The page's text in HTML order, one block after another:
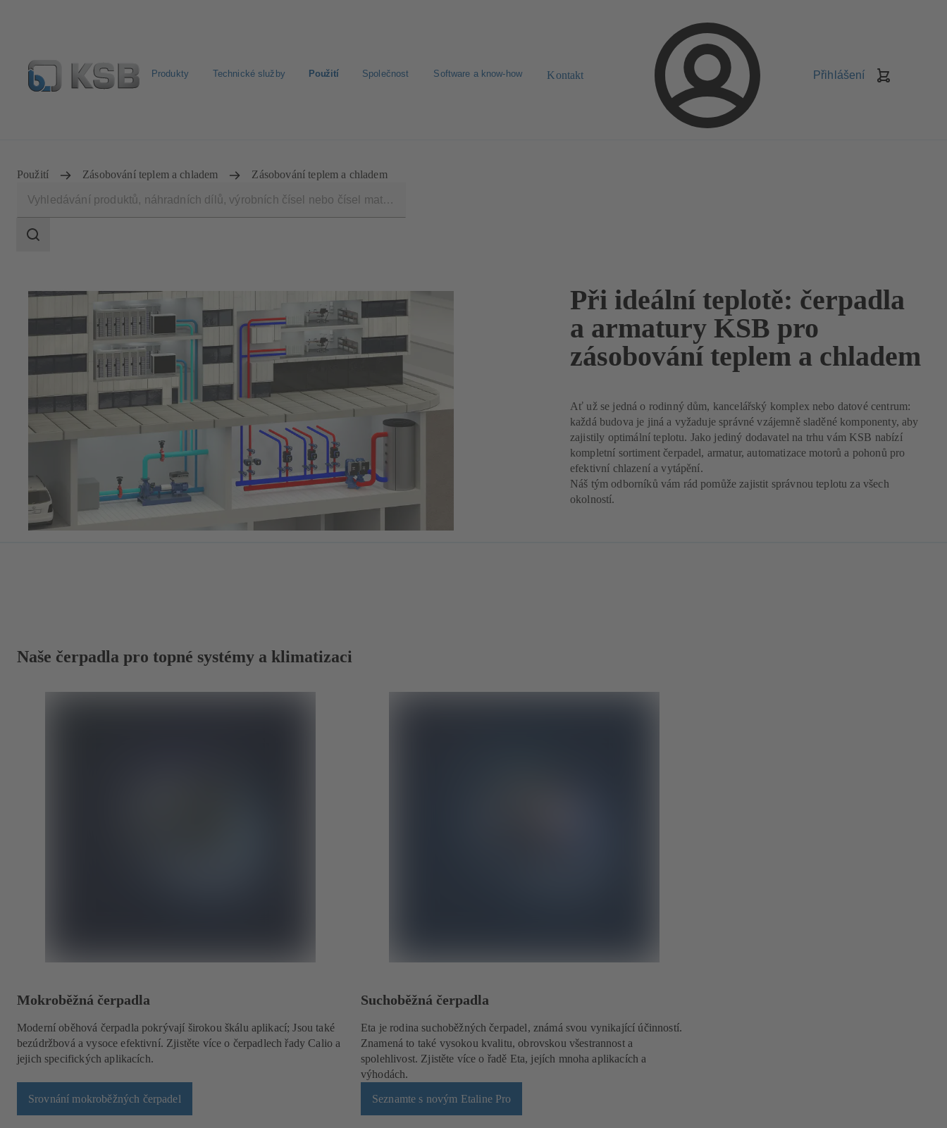
Produkty Technické služby Použití Společnost Software a know-how Kontakt Přihlášení
Použití Zásobování teplem a chladem Zásobování teplem a chladem
vyhledávání
Rozsah
Při ideální teplotě: čerpadla
a armatury KSB pro
zásobování teplem a chladem
Ať už se jedná o rodinný dům, kancelářský komplex nebo datové centrum:
každá budova je jiná a vyžaduje správné vzájemně sladěné komponenty, aby
zajistily optimální teplotu. Jako jediný dodavatel na trhu vám KSB nabízí
kompletní sortiment čerpadel, armatur, automatizace motorů a pohonů pro
efektivní chlazení a vytápění.
Náš tým odborníků vám rád pomůže zajistit správnou teplotu za všech
okolností.
Naše čerpadla pro topné systémy a klimatizaci
Mokroběžná čerpadla
Moderní oběhová čerpadla pokrývají širokou škálu aplikací; Jsou také
bezúdržbová a vysoce efektivní. Zjistěte více o čerpadlech řady Calio a
jejich specifických aplikacích.
Srovnání mokroběžných čerpadel
Suchoběžná čerpadla
Eta je rodina suchoběžných čerpadel, známá svou vynikající účinností.
Znamená to také vysokou kvalitu, obrovskou všestrannost a
spolehlivost. Zjistěte více o řadě Eta, jejích mnoha aplikacích a
výhodách.
Seznamte s novým Etaline Pro